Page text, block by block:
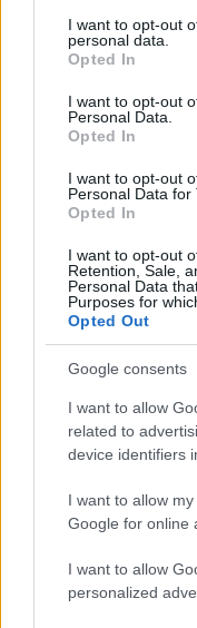
not limited to your
grant or deny consent
use your data for
consent section.
I want to opt-out
personal data.
Opted In
I want to opt-out
Personal Data.
Opted In
I want to opt-out
Personal Data for
Opted In
I want to opt-out
Retention, Sale,
Personal Data
Purposes for
Opted Out
Google consents
I want to allow
related to
device identifiers
I want to allow
Google for online
I want to allow
personalized
hallhatjuk majd,
Noémo, a
A tavaly debütált
az udvarban
Irodalmi és
kiállításokkal
szerteágazó
sem maradhat ki a
kisebb
produkciókig
előadóművész
Hangfoglaló
többek közt az
Bérczesi Róbert, a
Színház Színpad
olyan társulatok
Produkció, a
Nézőművészeti